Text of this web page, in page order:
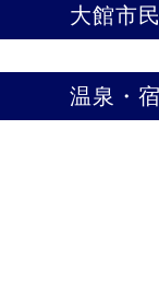
大館市
温泉・